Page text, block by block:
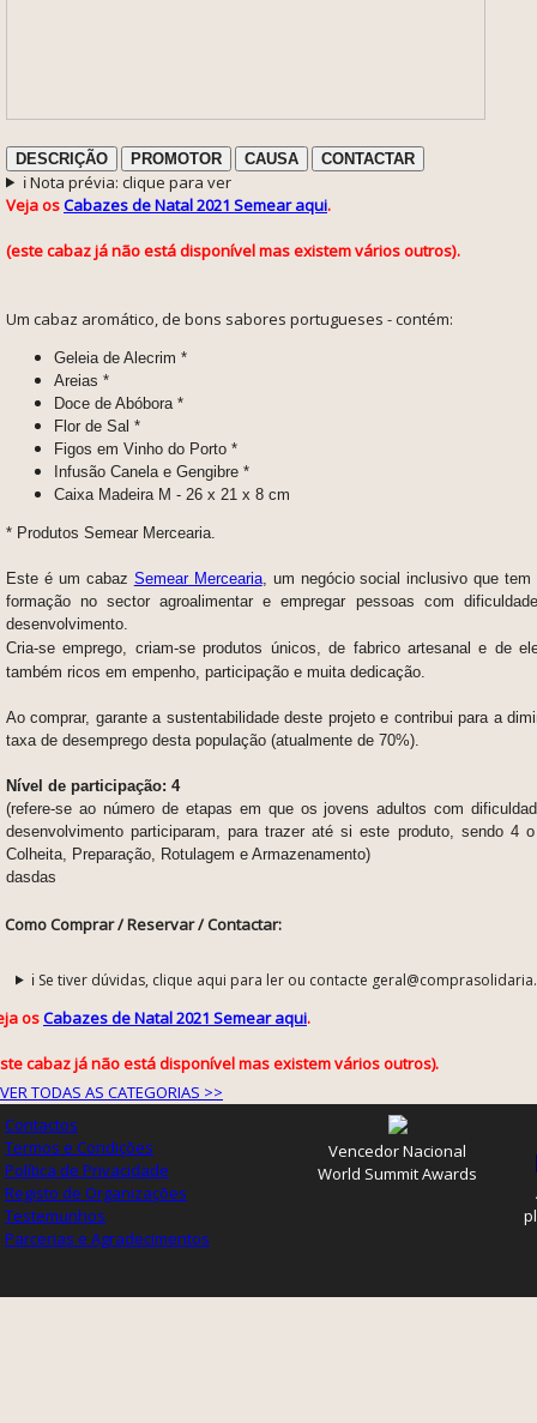
DESCRIÇÃO PROMOTOR CAUSA CONTACTAR
ℹ️ Nota prévia: clique para ver
Veja osCabazes de Natal 2021 Semear aqui.
(este cabaz já não está disponível mas existem vários outros).
Um cabaz aromático, de bons sabores portugueses - contém:
Geleia de Alecrim *
Areias *
Doce de Abóbora *
Flor de Sal *
Figos em Vinho do Porto *
Infusão Canela e Gengibre *
Caixa Madeira M - 26 x 21 x 8 cm
* Produtos Semear Mercearia.
Este é um cabaz Semear Mercearia, um negócio social inclusivo que tem
formação no sector agroalimentar e empregar pessoas com
desenvolvimento.
Cria-se emprego, criam-se produtos únicos,de fabrico artesanal e de
também ricos em empenho, participação e muita dedicação.
Ao comprar, garante a sustentabilidade deste projeto e contribui para a
taxa de desemprego desta população (atualmente de 70%).
Nível de participação: 4
(refere-se ao número de etapas em que os jovens adultos com
desenvolvimento participaram, para trazer até si este produto, sendo 4
Colheita, Preparação, Rotulagem e Armazenamento)
dasdas
Como Comprar / Reservar / Contactar:
ℹ️ Se tiver dúvidas, clique aqui para ler ou contacte
osCabazes de Natal 2021 Semear aqui.
cabaz já não está disponível mas existem vários outros).
VER TODAS AS CATEGORIAS >>
Contactos
Termos e Condições
Política de Privacidade
Registo de Organizações
Testemunhos
Parcerias e Agradecimentos
Vencedor Nacional
World Summit Awards